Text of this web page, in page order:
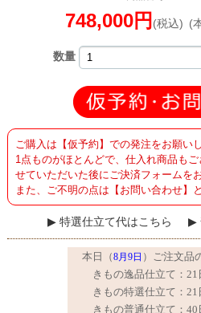
748,000円 (税込) (
数量
ご購入は【仮予約】での発注をお願いし
1点ものがほとんどで、仕入れ商品も
せていただいた後にご決済フォームを
また、ご不明の点は【お問い合わせ】
特選仕立て代はこちら